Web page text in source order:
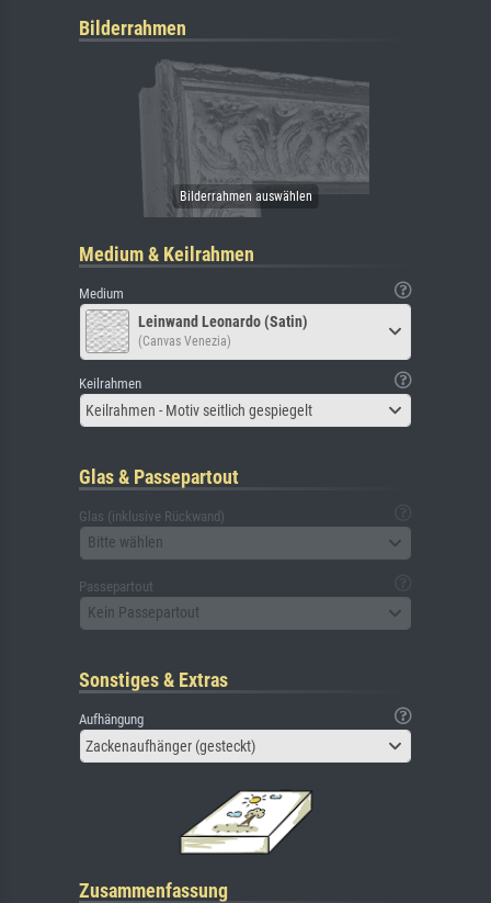
Bilderrahmen
Medium & Keilrahmen
Medium
Leinwand Leonardo (Satin)
(Canvas Venezia)
Keilrahmen
Keilrahmen - Motiv seitlich gespiegelt
Glas & Passepartout
Glas (inklusive Rückwand)
Bitte wählen
Passepartout
Kein Passepartout
Sonstiges & Extras
Aufhängung
Zackenaufhänger (gesteckt)
Zusammenfassung